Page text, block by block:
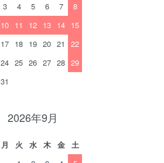
3 4 5 6 7
8
10 11 12 13 14 15
17 18 19 20 21
22
24 25 26 27 28 29
31
2026年9月
月 火 水 木 金
土